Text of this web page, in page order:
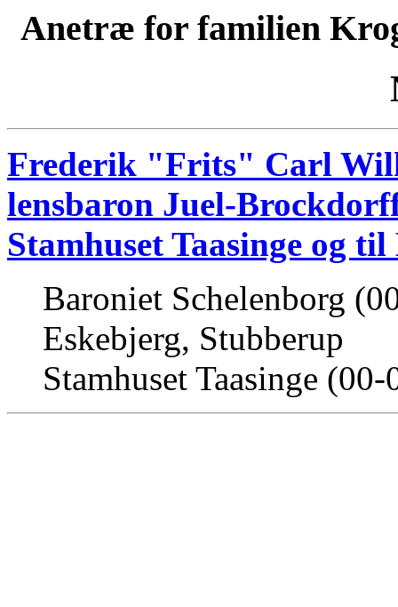
Anetræ for familien
Frederik "Frits" Carl
lensbaron Juel-
Stamhuset Taasinge og
Baroniet Schelenborg
Eskebjerg, Stubberup
Stamhuset Taasinge